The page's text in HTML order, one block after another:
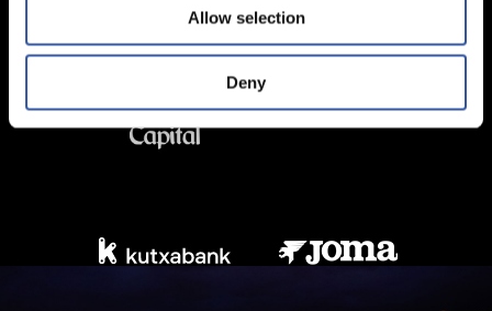
Allow selection
Deny